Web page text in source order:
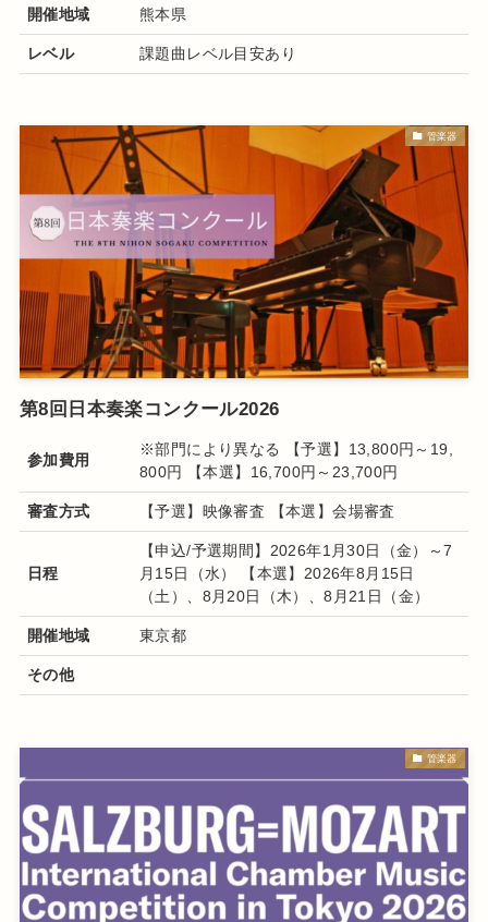
開催地域 熊本県
レベル 課題曲レベル目安あり
管楽器
第8回日本奏楽コンクール2026
参加費用
※部門により異なる 【予選】13,800円～19,
800円 【本選】16,700円～23,700円
審査方式 【予選】映像審査 【本選】会場審査
日程
【申込/予選期間】2026年1月30日（金）～7
月15日（水） 【本選】2026年8月15日
（土）、8月20日（木）、8月21日（金）
開催地域 東京都
その他
管楽器